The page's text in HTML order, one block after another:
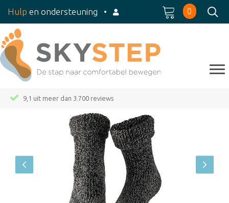
Hulp en ondersteuning • 0
9,1 uit meer dan 3.700 reviews